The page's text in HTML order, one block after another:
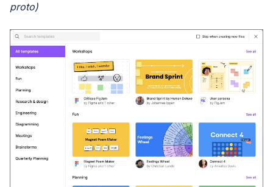
proto)